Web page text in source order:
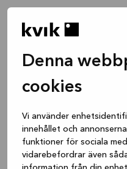
Denna
cookies
Vi använder
innehållet och
funktioner för sociala
vidarebefordrar även